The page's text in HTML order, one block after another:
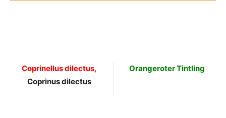
Coprinellus dilectus,
Coprinus dilectus
Orangeroter Tintling